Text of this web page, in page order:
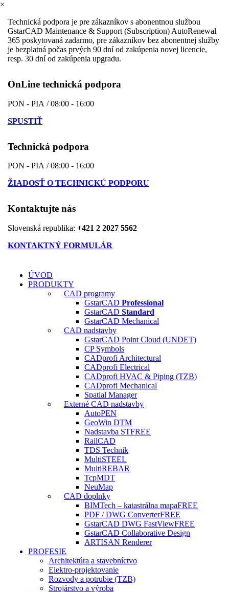
×
Technická podpora je pre zákazníkov s abonentnou službou
GstarCAD Maintenance & Support (Subscription) AutoRenewal
365 poskytovaná zadarmo, pre zákazníkov bez abonentnej služby
je bezplatná počas prvých 90 dní od zakúpenia novej licencie,
resp. 30 dní od zakúpenia upgradu.
OnLine technická podpora
PON - PIA / 08:00 - 16:00
SPUSTIŤ
Technická podpora
PON - PIA / 08:00 - 16:00
ŽIADOSŤ O TECHNICKÚ PODPORU
Kontaktujte nás
Slovenská republika: +421 2 2027 5562
KONTAKTNÝ FORMULÁR
ÚVOD
PRODUKTY
CAD programy
GstarCAD Professional
GstarCAD Standard
GstarCAD Mechanical
CAD nadstavby
GstarCAD Point Cloud (UNDET)
CP Symbols
CADprofi Architectural
CADprofi Electrical
CADprofi HVAC & Piping (TZB)
CADprofi Mechanical
Spatial Manager
Externé CAD nadstavby
AutoPEN
GeoWin DTM
Nadstavba STFREE
RailCAD
TDS Technik
MultiSTEEL
MultiREBAR
TcpMDT
NeuMap
CAD doplnky
BIMTech – katastrálna mapaFREE
PDF / DWG ConverterFREE
GstarCAD DWG FastViewFREE
GstarCAD Collaborative Design
ARTISAN Renderer
PROFESIE
Architektúra a stavebníctvo
Elektro-projektovanie
Rozvody a potrubie (TZB)
Strojárstvo a výroba